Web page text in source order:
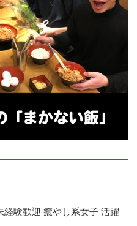
験歓迎 癒やし系女子 活躍